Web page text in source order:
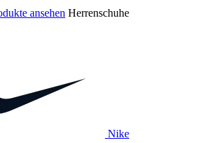
ansehen Herrenschuhe
Nike